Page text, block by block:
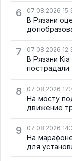
6 07.08.2026
В Рязани
7 07.08.2026
В Рязани
пострадали
8 07.08.2026
На мосту
движение
9 07.08.2026
На
для